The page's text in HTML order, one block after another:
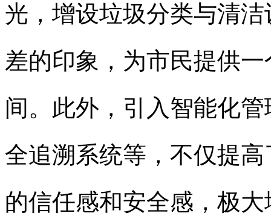
光，增设垃圾分类与清
差的印象，为市民提供
间。此外，引入智能化
全追溯系统等，不仅提
的信任感和安全感，极